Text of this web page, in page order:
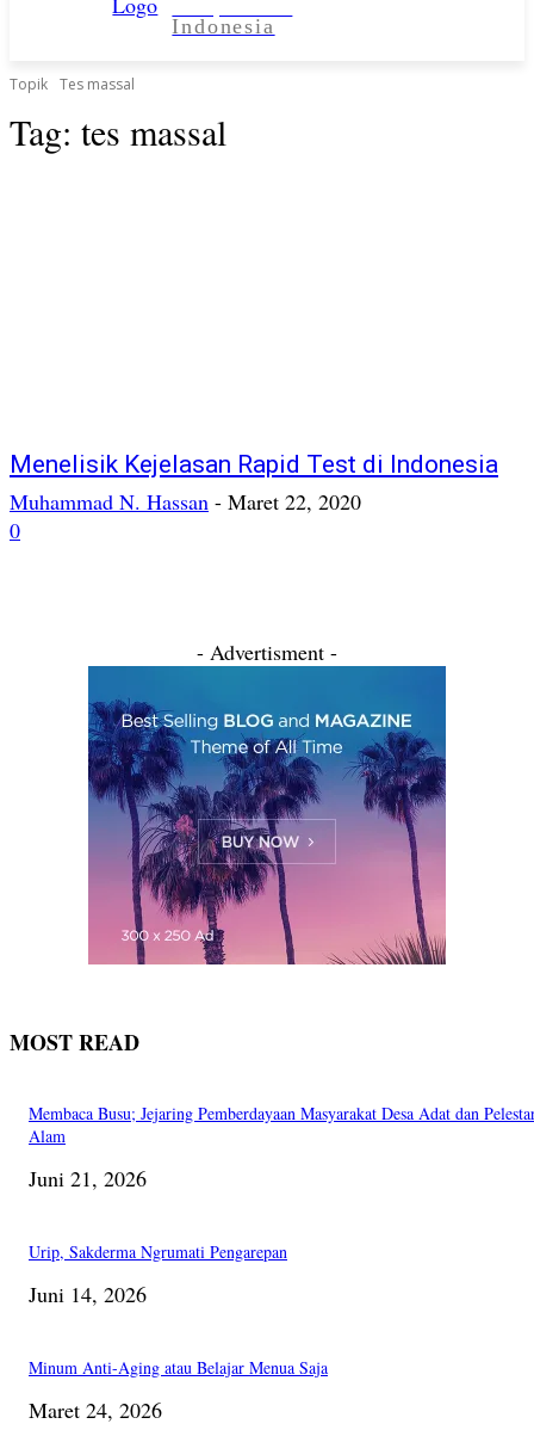
Indonesia
Topik Tes massal
Tag: tes massal
Menelisik Kejelasan Rapid Test di Indonesia
Muhammad N. Hassan - Maret 22, 2020
0
- Advertisment -
MOST READ
Membaca Busu; Jejaring Pemberdayaan Masyarakat Desa Adat dan
Alam
Juni 21, 2026
Urip, Sakderma Ngrumati Pengarepan
Juni 14, 2026
Minum Anti-Aging atau Belajar Menua Saja
Maret 24, 2026